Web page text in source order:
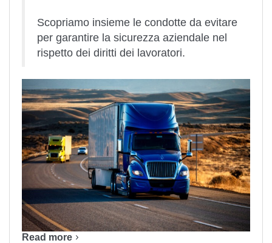
Scopriamo insieme le condotte da evitare
per garantire la sicurezza aziendale nel
rispetto dei diritti dei lavoratori.
Read more